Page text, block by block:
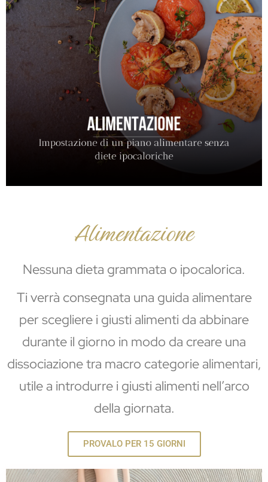
Alimentazione
Nessuna dieta grammata o ipocalorica.
Ti verrà consegnata una guida alimentare
per scegliere i giusti alimenti da abbinare
durante il giorno in modo da creare una
dissociazione tra macro categorie alimentari,
utile a introdurre i giusti alimenti nell’arco
della giornata.
PROVALO PER 15 GIORNI